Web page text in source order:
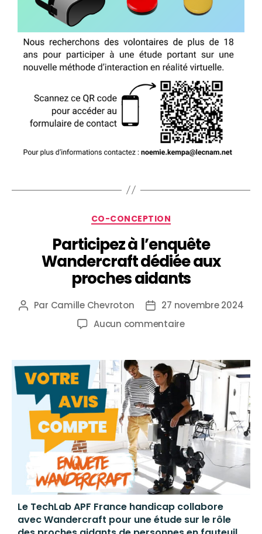
CO-CONCEPTION
Participez à l’enquête
Wandercraft dédiée aux
proches aidants
Par Camille Chevroton
27 novembre 2024
Aucun commentaire
Le TechLab APF France handicap collabore
avec Wandercraft pour une étude sur le rôle